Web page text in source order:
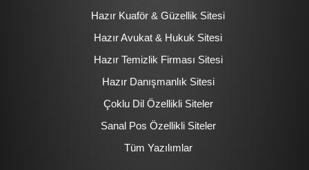
Hazır Kuaför & Güzellik Sitesi
Hazır Avukat & Hukuk Sitesi
Hazır Temizlik Firması Sitesi
Hazır Danışmanlık Sitesi
Çoklu Dil Özellikli Siteler
Sanal Pos Özellikli Siteler
Tüm Yazılımlar